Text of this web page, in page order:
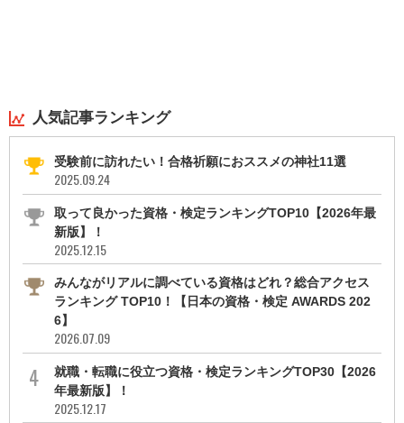
人気記事ランキング
受験前に訪れたい！合格祈願におススメの神社11選
2025.09.24
取って良かった資格・検定ランキングTOP10【2026年最
新版】！
2025.12.15
みんながリアルに調べている資格はどれ？総合アクセス
ランキング TOP10！【日本の資格・検定 AWARDS 202
6】
2026.07.09
就職・転職に役立つ資格・検定ランキングTOP30【2026
年最新版】！
2025.12.17